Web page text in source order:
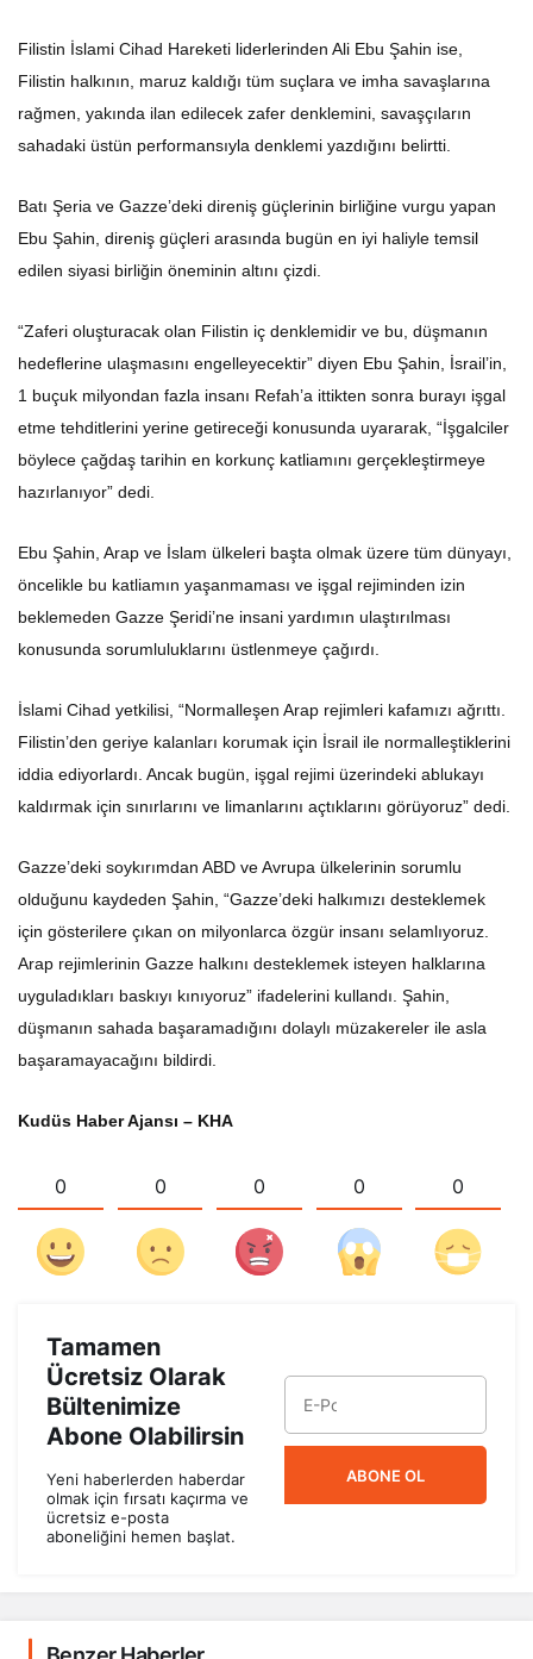
Filistin İslami Cihad Hareketi liderlerinden Ali Ebu Şahin ise,
Filistin halkının, maruz kaldığı tüm suçlara ve imha savaşlarına
rağmen, yakında ilan edilecek zafer denklemini, savaşçıların
sahadaki üstün performansıyla denklemi yazdığını belirtti.
Batı Şeria ve Gazze’deki direniş güçlerinin birliğine vurgu yapan
Ebu Şahin, direniş güçleri arasında bugün en iyi haliyle temsil
edilen siyasi birliğin öneminin altını çizdi.
“Zaferi oluşturacak olan Filistin iç denklemidir ve bu, düşmanın
hedeflerine ulaşmasını engelleyecektir” diyen Ebu Şahin, İsrail’in,
1 buçuk milyondan fazla insanı Refah’a ittikten sonra burayı işgal
etme tehditlerini yerine getireceği konusunda uyararak, “İşgalciler
böylece çağdaş tarihin en korkunç katliamını gerçekleştirmeye
hazırlanıyor” dedi.
Ebu Şahin, Arap ve İslam ülkeleri başta olmak üzere tüm dünyayı,
öncelikle bu katliamın yaşanmaması ve işgal rejiminden izin
beklemeden Gazze Şeridi’ne insani yardımın ulaştırılması
konusunda sorumluluklarını üstlenmeye çağırdı.
İslami Cihad yetkilisi, “Normalleşen Arap rejimleri kafamızı ağrıttı.
Filistin’den geriye kalanları korumak için İsrail ile normalleştiklerini
iddia ediyorlardı. Ancak bugün, işgal rejimi üzerindeki ablukayı
kaldırmak için sınırlarını ve limanlarını açtıklarını görüyoruz” dedi.
Gazze’deki soykırımdan ABD ve Avrupa ülkelerinin sorumlu
olduğunu kaydeden Şahin, “Gazze’deki halkımızı desteklemek
için gösterilere çıkan on milyonlarca özgür insanı selamlıyoruz.
Arap rejimlerinin Gazze halkını desteklemek isteyen halklarına
uyguladıkları baskıyı kınıyoruz” ifadelerini kullandı. Şahin,
düşmanın sahada başaramadığını dolaylı müzakereler ile asla
başaramayacağını bildirdi.
Kudüs Haber Ajansı – KHA
0 0 0 0 0
Tamamen
Ücretsiz Olarak
Bültenimize
Abone Olabilirsin
Yeni haberlerden haberdar
olmak için fırsatı kaçırma ve
ücretsiz e-posta
aboneliğini hemen başlat.
ABONE OL